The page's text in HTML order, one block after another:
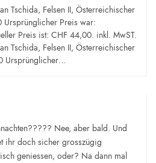
Tschida, Felsen II, Österreichischer
Ursprünglicher Preis war:
Preis ist: CHF 44,00. inkl. MwST.
Tschida, Felsen II, Österreichischer
Ursprünglicher…
Nee, aber bald. Und
ihr doch sicher grosszügig
geniessen, oder? Na dann mal